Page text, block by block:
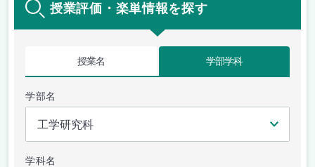
授業評価・楽単情報を探す
授業名 学部学科
学部名
学科名